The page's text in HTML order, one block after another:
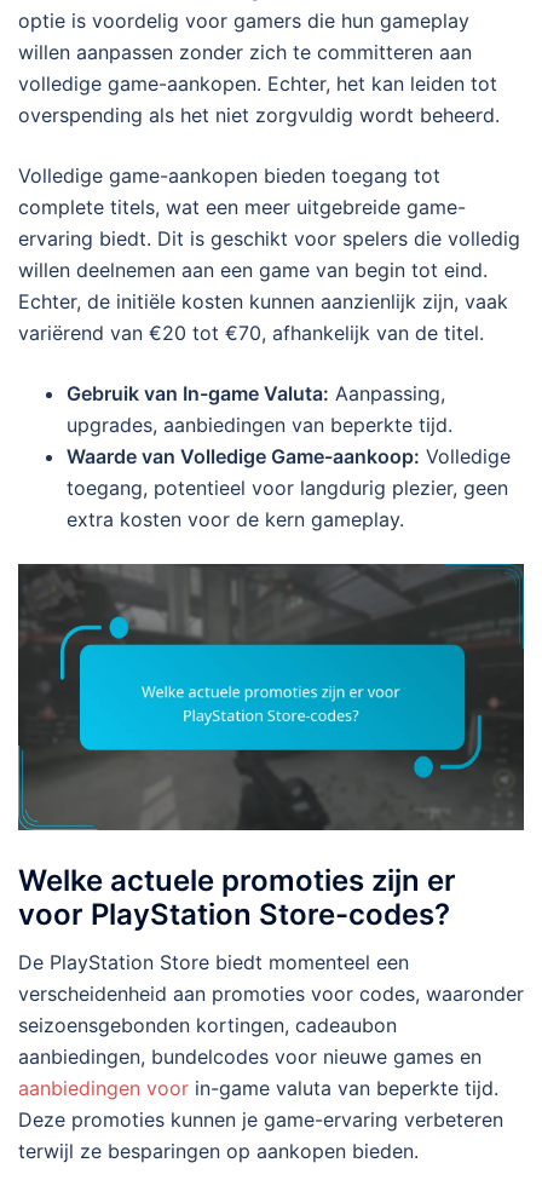
optie is voordelig voor gamers die hun gameplay
willen aanpassen zonder zich te committeren aan
volledige game-aankopen. Echter, het kan leiden tot
overspending als het niet zorgvuldig wordt beheerd.
Volledige game-aankopen bieden toegang tot
complete titels, wat een meer uitgebreide game-
ervaring biedt. Dit is geschikt voor spelers die volledig
willen deelnemen aan een game van begin tot eind.
Echter, de initiële kosten kunnen aanzienlijk zijn, vaak
variërend van €20 tot €70, afhankelijk van de titel.
Gebruik van In-game Valuta: Aanpassing,
upgrades, aanbiedingen van beperkte tijd.
Waarde van Volledige Game-aankoop: Volledige
toegang, potentieel voor langdurig plezier, geen
extra kosten voor de kern gameplay.
Welke actuele promoties zijn er
voor PlayStation Store-codes?
De PlayStation Store biedt momenteel een
verscheidenheid aan promoties voor codes, waaronder
seizoensgebonden kortingen, cadeaubon
aanbiedingen, bundelcodes voor nieuwe games en
aanbiedingen voor in-game valuta van beperkte tijd.
Deze promoties kunnen je game-ervaring verbeteren
terwijl ze besparingen op aankopen bieden.